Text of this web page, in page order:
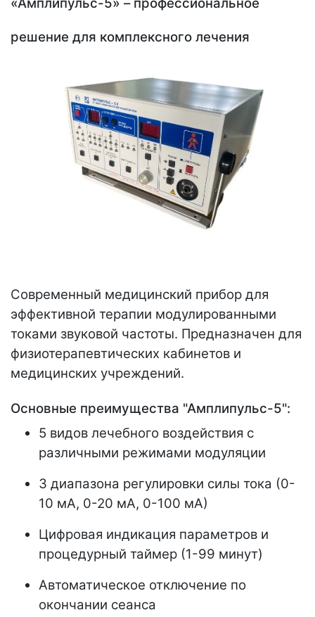
«Амплипульс-5» – профессиональное
решение для комплексного лечения
Современный медицинский прибор для
эффективной терапии модулированными
токами звуковой частоты. Предназначен для
физиотерапевтических кабинетов и
медицинских учреждений.
Основные преимущества "Амплипульс-5":
5 видов лечебного воздействия с
различными режимами модуляции
3 диапазона регулировки силы тока (0-
10 мА, 0-20 мА, 0-100 мА)
Цифровая индикация параметров и
процедурный таймер (1-99 минут)
Автоматическое отключение по
окончании сеанса